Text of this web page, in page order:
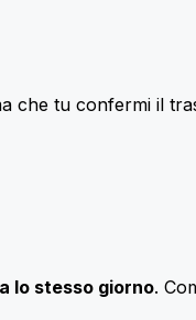
che tu confermi il
lo stesso giorno.